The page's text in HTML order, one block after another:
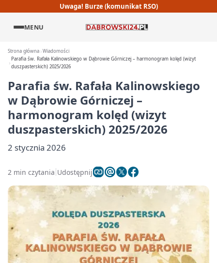
Uwaga! Burze (komunikat RSO)
MENU
Strona główna Wiadomości
Parafia św. Rafała Kalinowskiego w Dąbrowie Górniczej – harmonogram kolęd (wizyt
duszpasterskich) 2025/2026
Parafia św. Rafała Kalinowskiego
w Dąbrowie Górniczej –
harmonogram kolęd (wizyt
duszpasterskich) 2025/2026
2 stycznia 2026
2 min czytania Udostępnij